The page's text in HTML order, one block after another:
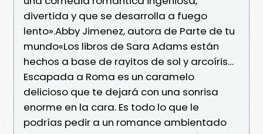
divertida y que se desarrolla a fuego
lento».Abby Jimenez, autora de Parte de tu
mundo«Los libros de Sara Adams están
hechos a base de rayitos de sol y arcoíris…
Escapada a Roma es un caramelo
delicioso que te dejará con una sonrisa
enorme en la cara. Es todo lo que le
podrías pedir a un romance ambientado